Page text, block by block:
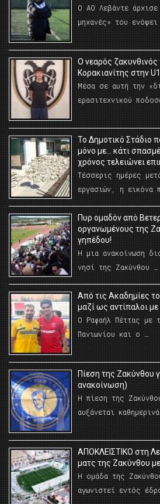
Ο ΑΟ Λεβάντε
μηχανές» του ενόψει
O νεαρός
Κορακιανίτης στην
Μέσα σε αυτή την
ερασιτεχνικού
Το Δημοτικό Στάδιο
μόνο με… κάτι
χρόνος τελειώνει
Τέσσερις ημέρες
εργασιών, η εικόνα
Πυρ ομαδόν από
οργανωμένους της
γηπέδου!
Η μια ανακοίνωση
νησί της Ζακύνθου …
Από τις Ακαδημίες
μαζί ως αντίπαλοι
Ο Ραφαήλ Πέττας με
Πανιωνίου και ο …
Πίεση της Ζακύνθου
ανακοίνωση)
Η πίεση της
αυξάνεται
AΠΟΚΛΕΙΣΤΙΚΟ στη
ματς της Ζακύνθου
Η ομάδα της
αγωνιστεί εντός